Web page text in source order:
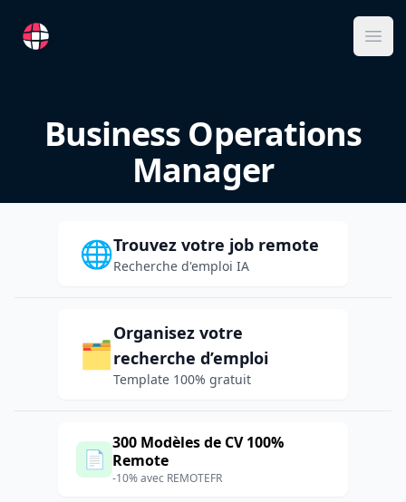
RemoteFR
Business Operations
Manager
🌐Trouvez votre job remote
Recherche d'emploi IA
🗂️
Organisez votre
recherche d’emploi
Template 100% gratuit
📄
300 Modèles de CV 100%
Remote
-10% avec REMOTEFR